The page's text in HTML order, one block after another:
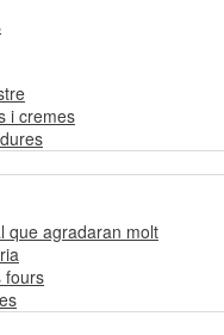
i cremes
que agradaran molt
fours